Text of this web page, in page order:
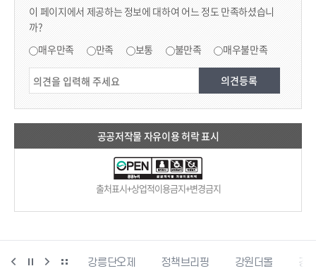
이 페이지에서 제공하는 정보에 대하여 어느 정도 만족하셨습니
까?
매우만족 만족 보통 불만족 매우불만족
공공저작물 자유이용 허락 표시
출처표시+상업적이용금지+변경금지
강릉생태관광 강릉단오제 정책브리핑 강원더몰 강